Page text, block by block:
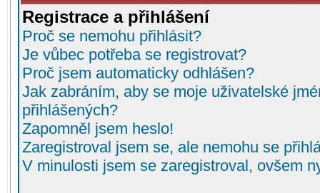
Registrace a přihlášení
Proč se nemohu přihlásit?
Je vůbec potřeba se registrovat?
Proč jsem automaticky odhlášen?
Jak zabráním, aby se moje uživatelské
přihlášených?
Zapomněl jsem heslo!
Zaregistroval jsem se, ale nemohu se
V minulosti jsem se zaregistroval, ovšem